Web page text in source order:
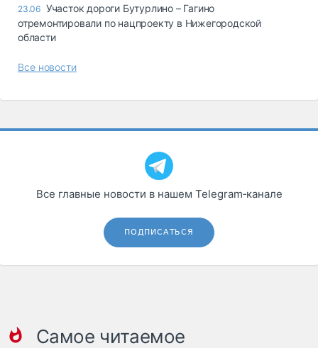
Склады и
грузовые
Автосервис,
Топливо, масла и
автохимия
23.06 Участок дороги Бутурлино – Гагино
отремонтировали по нацпроекту в Нижегородской
области
Все новости
Все главные новости в нашем Telegram‑канале
ПОДПИСАТЬСЯ
Самое читаемое